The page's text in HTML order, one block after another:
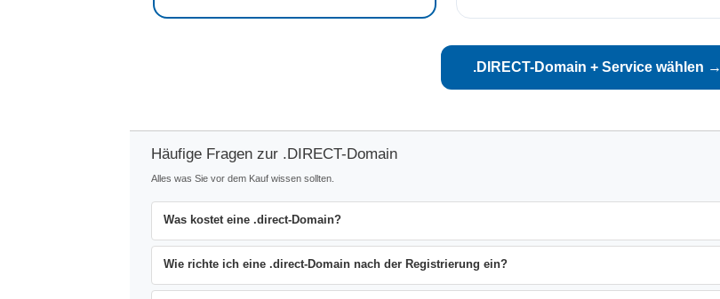
.DIRECT-Domain + Service wählen →
Häufige Fragen zur .DIRECT-Domain
Alles was Sie vor dem Kauf wissen sollten.
Was kostet eine .direct-Domain?
Wie richte ich eine .direct-Domain nach der Registrierung ein?